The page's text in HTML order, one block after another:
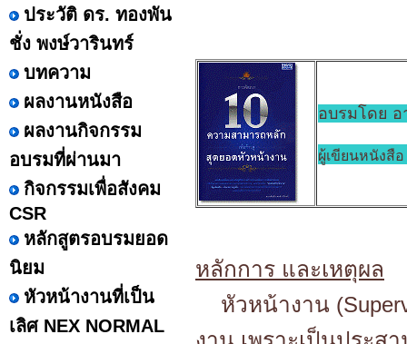
ประวัติ ดร. ทองพัน
ชั่ง พงษ์วารินทร์
บทความ
ผลงานหนังสือ
ผลงานกิจกรรม
อบรมที่ผ่านมา
กิจกรรมเพื่อสังคม
CSR
หลักสูตรอบรมยอด
นิยม
หัวหน้างานที่เป็น
เลิศ NEX NORMAL
อบรมโดย อ
ผู้เขียนหนังสื
หลักการ และเหตุผล
หัวหน้างาน